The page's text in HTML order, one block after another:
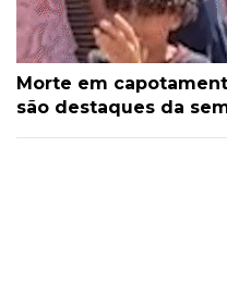
Morte em
são destaques da